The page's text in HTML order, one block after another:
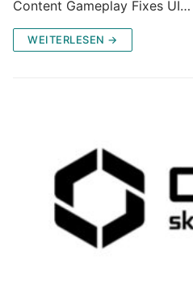
Content Gameplay Fixes UI…
WEITERLESEN →